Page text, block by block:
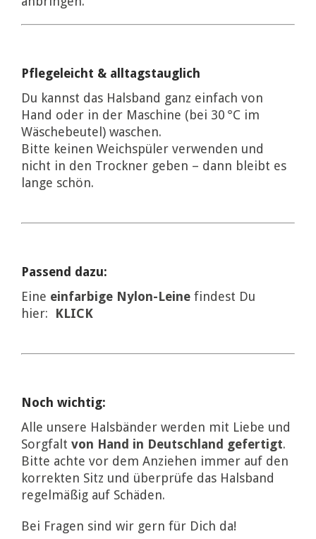
Pflegeleicht & alltagstauglich
Du kannst das Halsband ganz einfach von
Hand oder in der Maschine (bei 30 °C im
Wäschebeutel) waschen.
Bitte keinen Weichspüler verwenden und
nicht in den Trockner geben – dann bleibt es
lange schön.
Passend dazu:
Eine einfarbige Nylon-Leine findest Du
hier: KLICK
Noch wichtig:
Alle unsere Halsbänder werden mit Liebe und
Sorgfalt von Hand in Deutschland gefertigt.
Bitte achte vor dem Anziehen immer auf den
korrekten Sitz und überprüfe das Halsband
regelmäßig auf Schäden.
Bei Fragen sind wir gern für Dich da!